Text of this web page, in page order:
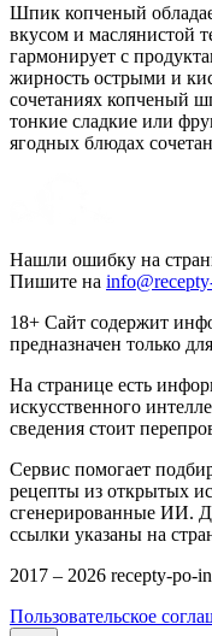
Шпик копченый
вкусом и маслянистой
гармонирует с
жирность острыми и
сочетаниях копченый
тонкие сладкие или
ягодных блюдах
Нашли ошибку на
Пишите на
18+ Сайт содержит
предназначен только
На странице есть
искусственного
сведения стоит
Сервис помогает
рецепты из открытых
сгенерированные ИИ.
ссылки указаны на
2017 – 2026 recepty-po-
Пользовательское